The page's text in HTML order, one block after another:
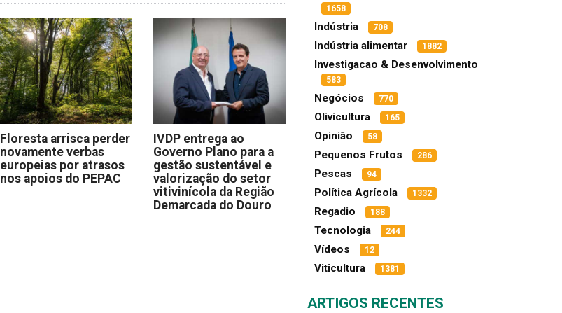
Floresta arrisca perder
novamente verbas
europeias por atrasos
nos apoios do PEPAC
IVDP entrega ao
Governo Plano para a
gestão sustentável e
valorização do setor
vitivinícola da Região
Demarcada do Douro
1658
Indústria 708
Indústria alimentar 1882
Investigacao & Desenvolvimento
583
Negócios 770
Olivicultura 165
Opinião 58
Pequenos Frutos 286
Pescas 94
Política Agrícola 1332
Regadio 188
Tecnologia 244
Vídeos 12
Viticultura 1381
ARTIGOS RECENTES